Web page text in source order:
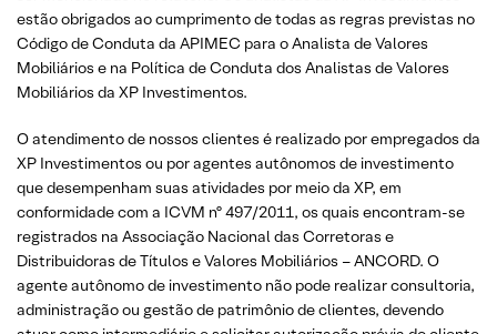
estão obrigados ao cumprimento de todas as regras previstas no
Código de Conduta da APIMEC para o Analista de Valores
Mobiliários e na Política de Conduta dos Analistas de Valores
Mobiliários da XP Investimentos.
O atendimento de nossos clientes é realizado por empregados da
XP Investimentos ou por agentes autônomos de investimento
que desempenham suas atividades por meio da XP, em
conformidade com a ICVM nº 497/2011, os quais encontram-se
registrados na Associação Nacional das Corretoras e
Distribuidoras de Títulos e Valores Mobiliários – ANCORD. O
agente autônomo de investimento não pode realizar consultoria,
administração ou gestão de patrimônio de clientes, devendo